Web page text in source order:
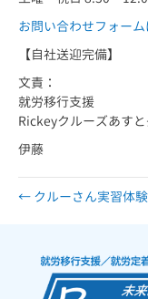
お問い合わせフォー
【自社送迎完備】
文責：
就労移行支援
Rickeyクルーズあす
伊藤
← クルーさん実習体